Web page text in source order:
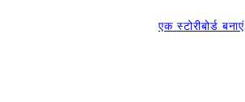
एक स्टोरीबोर्ड बनाएं